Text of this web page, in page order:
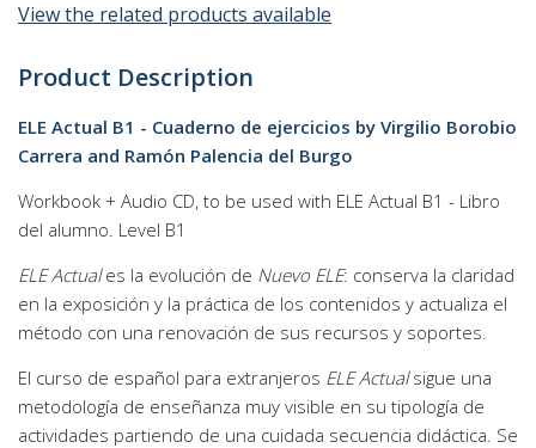
View the related products available
Product Description
ELE Actual B1 - Cuaderno de ejercicios by Virgilio Borobio
Carrera and Ramón Palencia del Burgo
Workbook + Audio CD, to be used with ELE Actual B1 - Libro
del alumno. Level B1
ELE Actuales la evolución de Nuevo ELE: conserva la claridad
en la exposición y la práctica de los contenidos y actualiza el
método con una renovación de sus recursos y soportes.
El curso de español para extranjeros ELE Actualsigue una
metodología de enseñanza muy visible en su tipología de
actividades partiendo de una cuidada secuencia didáctica. Se